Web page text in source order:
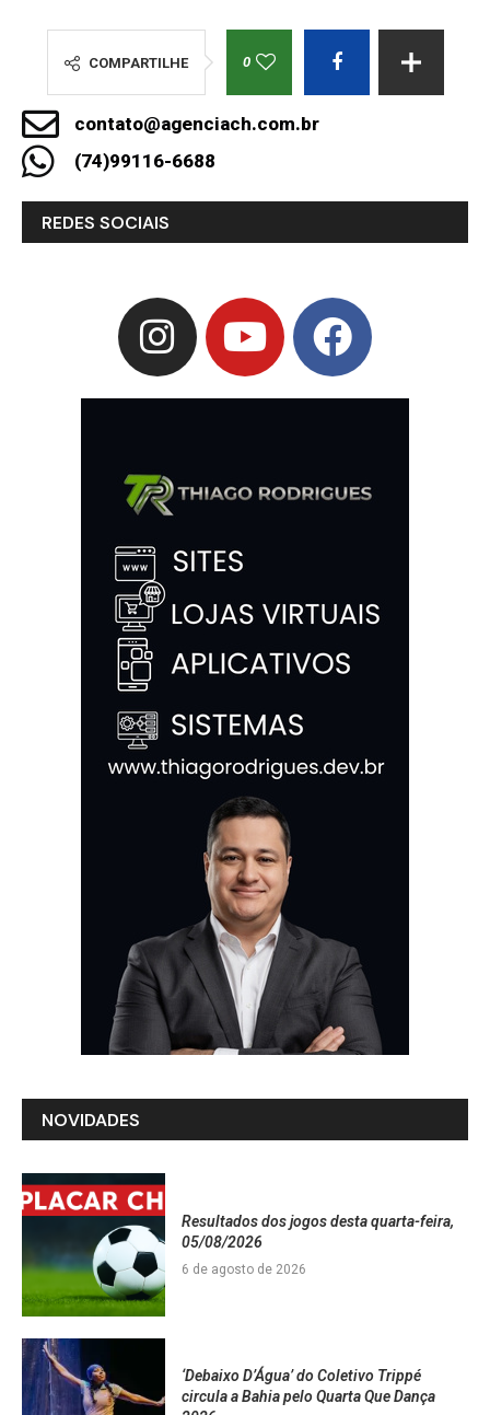
COMPARTILHE 0
contato@agenciach.com.br
(74)99116-6688
REDES SOCIAIS
NOVIDADES
Resultados dos jogos desta quarta-feira,
05/08/2026
6 de agosto de 2026
‘Debaixo D’Água’ do Coletivo Trippé
circula a Bahia pelo Quarta Que Dança